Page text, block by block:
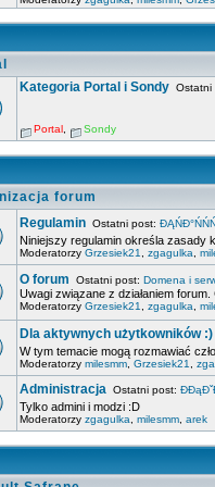
Kategoria Portal i Sondy
Portal Sondy
forum
Regulamin Ostatni post:
Niniejszy regulamin określa zasady
Moderatorzy Grzesiek21 zgagulka
O forum Ostatni post: Domena i
Uwagi związane z działaniem
Moderatorzy Grzesiek21 zgagulka
Dla aktywnych użytkowników :)
W tym temacie mogą rozmawiać
Moderatorzy milesmm Grzesiek21
Administracja Ostatni post:
Tylko admini i modzi :D
Moderatorzy zgagulka milesmm arek